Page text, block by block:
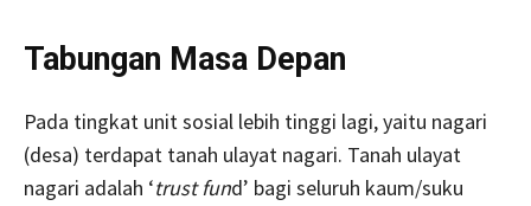
Tabungan Masa Depan
Pada tingkat unit sosial lebih tinggi lagi, yaitu nagari
(desa) terdapat tanah ulayat nagari. Tanah ulayat
nagari adalah ‘trust fund’ bagi seluruh kaum/suku